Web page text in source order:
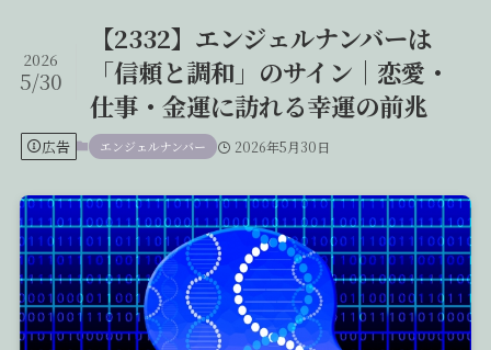
【2332】エンジェルナンバーは
「信頼と調和」のサイン｜恋愛・
仕事・金運に訪れる幸運の前兆
2026
5/30
広告 エンジェルナンバー 2026年5月30日